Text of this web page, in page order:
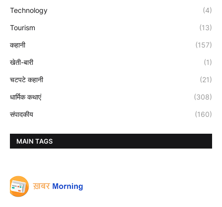
Technology (4)
Tourism (13)
कहानी (157)
खेती-बारी (1)
चटपटे कहानी (21)
धार्मिक कथाएं (308)
संपादकीय (160)
MAIN TAGS